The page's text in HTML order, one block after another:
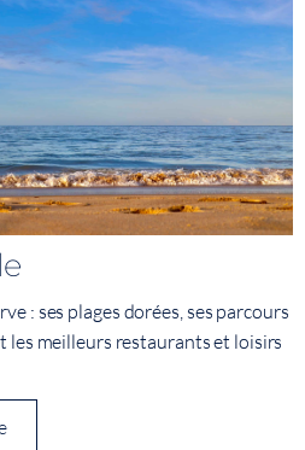
: ses plages dorées, ses parcours
les meilleurs restaurants et loisirs